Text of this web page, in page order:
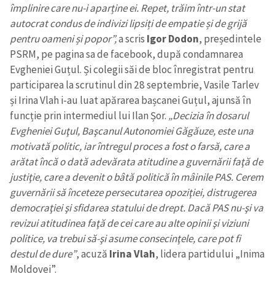
împlinire care nu-i aparține ei. Repet, trăim într-un stat
autocrat condus de indivizi lipsiți de empatie și de grijă
pentru oameni și popor”,a scris Igor Dodon, președintele
PSRM, pe pagina sa de facebook, după condamnarea
Evgheniei Guțul. Și colegii săi de bloc înregistrat pentru
participarea la scrutinul din 28 septembrie, Vasile Tarlev
și Irina Vlah i-au luat apărarea bașcanei Guțul, ajunsă în
funcție prin intermediul lui Ilan Șor. „Decizia în dosarul
Evgheniei Guţul, Başcanul Autonomiei Găgăuze, este una
motivată politic, iar întregul proces a fost o farsă, care a
arătat încă o dată adevărata atitudine a guvernării faţă de
justiţie, care a devenit o bâtă politică în mâinile PAS. Cerem
guvernării să înceteze persecutarea opoziţiei, distrugerea
democraţiei şi sfidarea statului de drept. Dacă PAS nu-şi va
revizui atitudinea faţă de cei care au alte opinii şi viziuni
politice, va trebui să-şi asume consecinţele, care pot fi
destul de dure”, acuză Irina Vlah, lidera partidului „Inima
Moldovei”.